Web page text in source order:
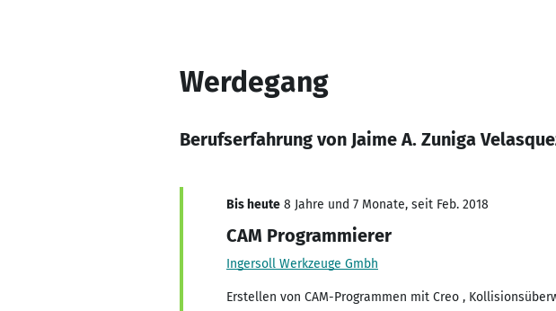
Werdegang
Berufserfahrung von Jaime A. Zuniga
Bis heute 8 Jahre und 7 Monate, seit Feb. 2018
CAM Programmierer
Ingersoll Werkzeuge Gmbh
Erstellen von CAM-Programmen mit Creo ,